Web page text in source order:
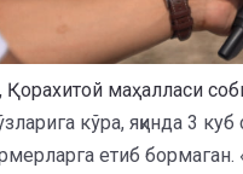
Қорахитой маҳалласи
кўра, яқинда 3 куб
етиб бормаган.